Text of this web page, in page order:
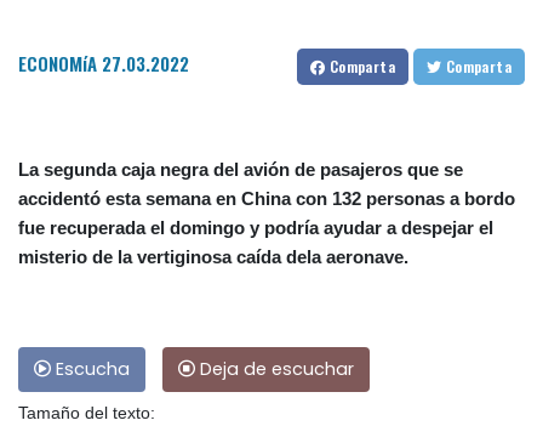
ECONOMíA 27.03.2022 Comparta Comparta
La segunda caja negra del avión de pasajeros que se
accidentó esta semana en China con 132 personas a bordo
fue recuperada el domingo y podría ayudar a despejar el
misterio de la vertiginosa caída dela aeronave.
Escucha Deja de escuchar
Tamaño del texto: